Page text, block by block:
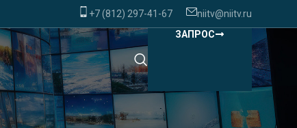
+7 (812) 297-41-67 niitv@niitv.ru
ЗАПРОС